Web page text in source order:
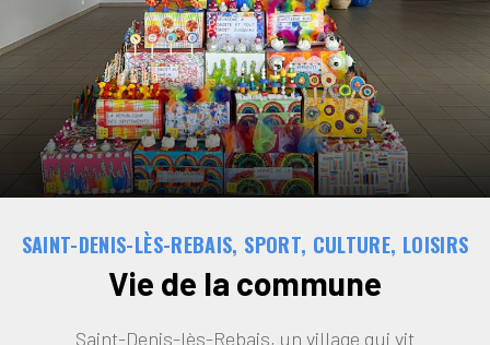
SAINT-DENIS-LÈS-REBAIS, SPORT, CULTURE, LOISIRS
Vie de la commune
Saint-Denis-lès-Rebais, un village qui vit